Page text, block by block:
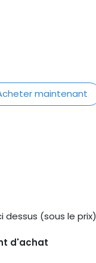
maintenant
dessus (sous le prix)
ht d'achat